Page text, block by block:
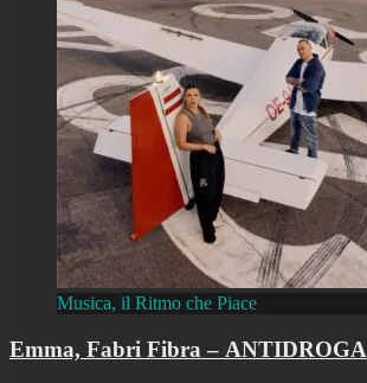
Musica, il Ritmo che Piace
Emma, Fabri Fibra – ANTIDROGA